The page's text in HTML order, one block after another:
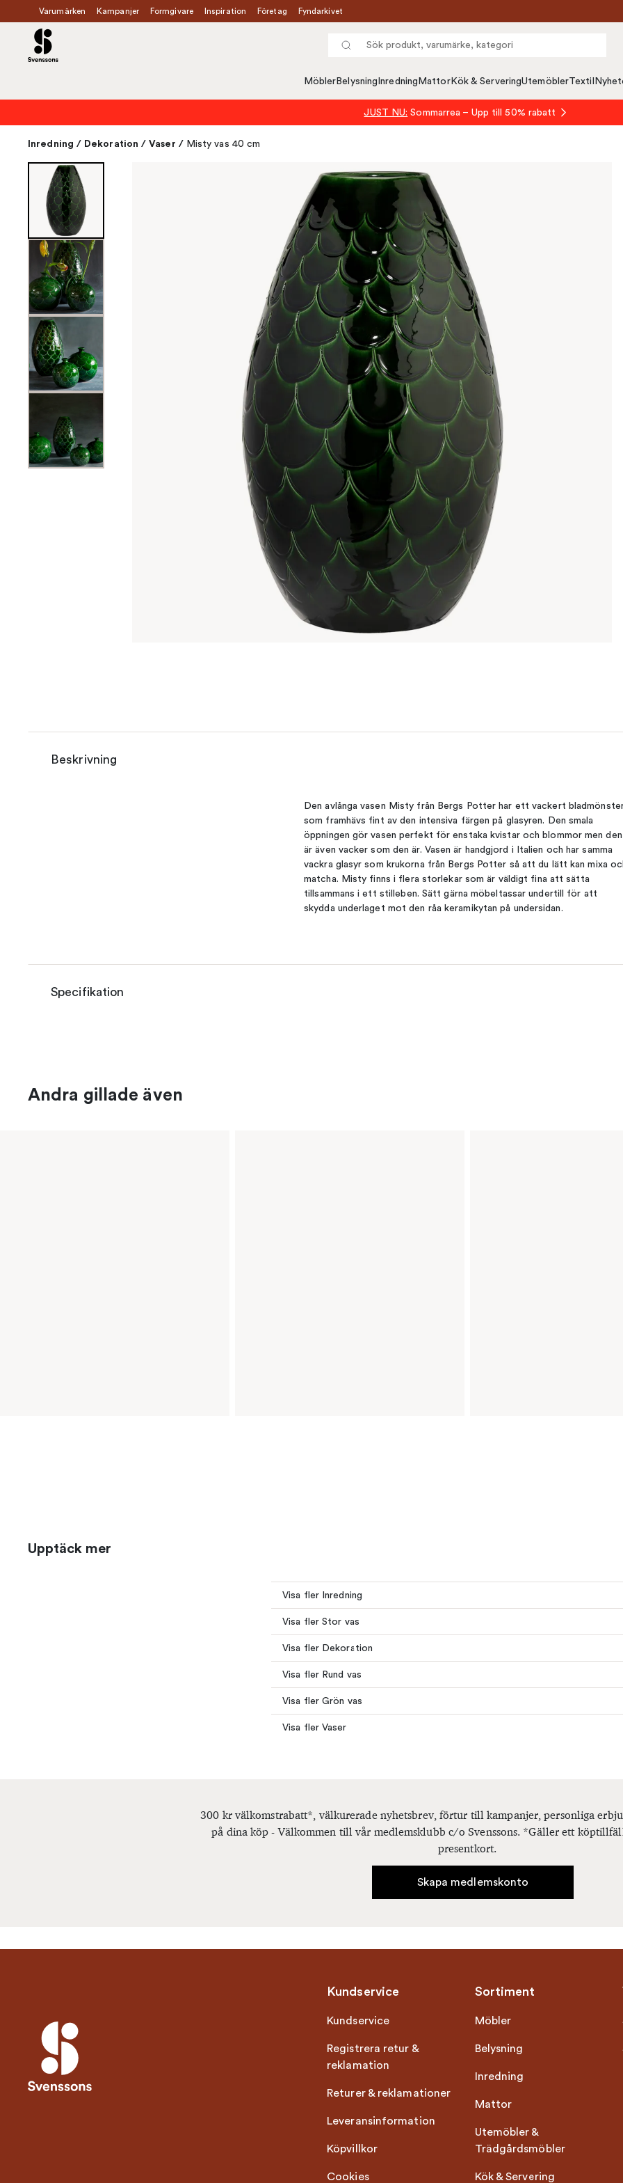
Varumärken Kampanjer Formgivare Inspiration Företag Fyndarkivet
Möbler Belysning Inredning MattorKök & ServeringUtemöblerTextil
JUST NU: Sommarrea – Upp till 50% rabatt
Inredning / Dekoration / Vaser / Misty vas 40 cm
Beskrivning
Den avlånga vasen Misty från Bergs Potter har ett vackert
som framhävs fint av den intensiva färgen på glasyren. Den smala
öppningen gör vasen perfekt för enstaka kvistar och blommor men den
är även vacker som den är. Vasen är handgjord i Italien och har samma
vackra glasyr som krukorna från Bergs Potter så att du lätt kan mixa
matcha. Misty finns i flera storlekar som är väldigt fina att sätta
tillsammans i ett stilleben. Sätt gärna möbeltassar undertill för att
skydda underlaget mot den råa keramikytan på undersidan.
Specifikation
Andra gillade även
Upptäck mer
Visa fler Inredning
Visa fler Stor vas
Visa fler Dekoration
Visa fler Rund vas
Visa fler Grön vas
Visa fler Vaser
300 kr välkomstrabatt*, välkurerade nyhetsbrev, förtur till kampanjer, personliga
på dina köp - Välkommen till vår medlemsklubb c/o Svenssons. *Gäller ett
presentkort.
Skapa medlemskonto
Kundservice
Kundservice
Registrera retur &
reklamation
Returer & reklamationer
Leveransinformation
Köpvillkor
Cookies
Sortiment
Möbler
Belysning
Inredning
Mattor
Utemöbler &
Trädgårdsmöbler
Kök & Servering